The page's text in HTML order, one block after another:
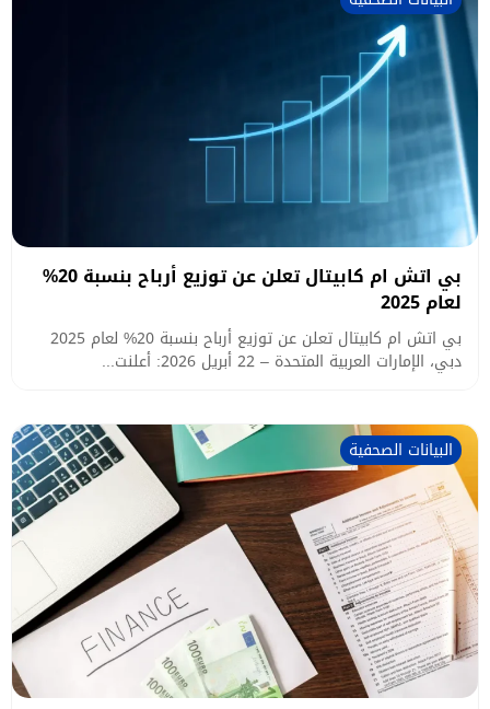
بي اتش ام كابيتال تعلن عن توزيع أرباح بنسبة 20%
لعام 2025
بي اتش ام كابيتال تعلن عن توزيع أرباح بنسبة 20% لعام 2025
دبي، الإمارات العربية المتحدة – 22 أبريل 2026: أعلنت...
البيانات الصحفية